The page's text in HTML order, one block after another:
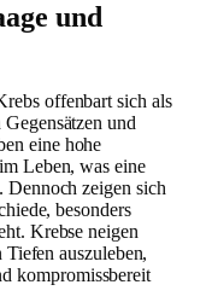
und
offenbart sich als
und
eine hohe
Leben, was eine
Dennoch zeigen sich
besonders
Krebse neigen
auszuleben,
kompromissbereit